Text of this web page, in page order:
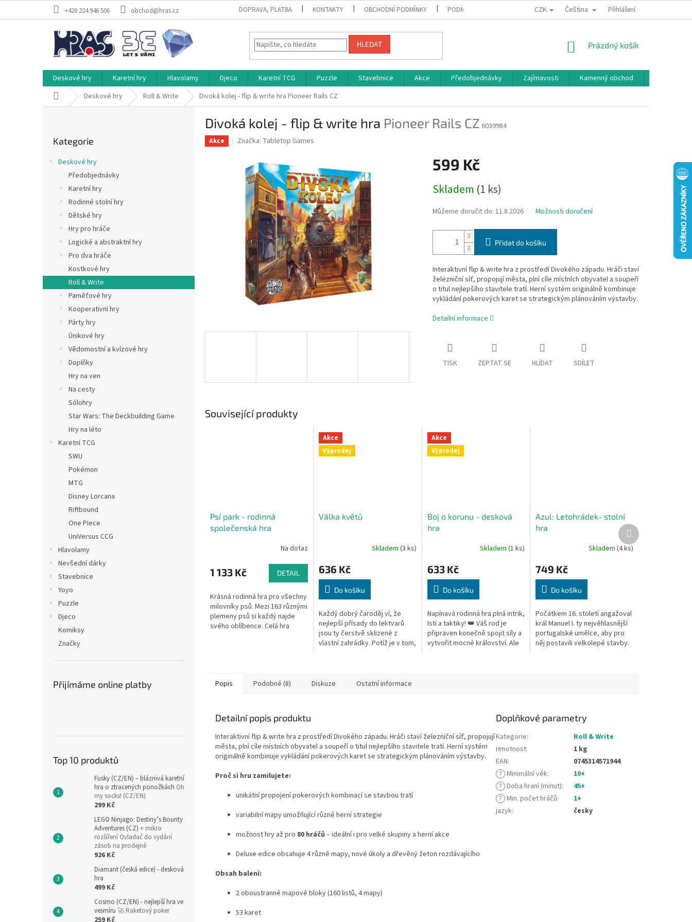
+420 224 946 506 obchod@hras.cz DOPRAVA, PLATBA KONTAKTY OBCHODNÍ PODMÍNKY PODMÍNKY OCHRANY OSOBNÍCH ÚDAJŮ BONUSOVÝ PROGRAM
CZK Čeština Přihlášení
HLEDAT
NÁKUPNÍ
Prázdný košík
Deskové hry Karetní hry Hlavolamy Djeco Karetní TCG Puzzle Stavebnice Akce Předobjednávky Zajímavosti Kamenný obchod
Domů Deskové hry Roll & Write Divoká kolej - flip & write hra Pioneer Rails CZ
kategorie
Kategorie
Deskové hry
Předobjednávky
Karetní hry
Rodinné stolní hry
Dětské hry
Hry pro hráče
Logické a abstraktní hry
Pro dva hráče
Kostkové hry
Roll & Write
Paměťové hry
Kooperativní hry
Párty hry
Únikové hry
Vědomostní a kvízové hry
Doplňky
Hry na ven
Na cesty
Sólohry
Star Wars: The Deckbuilding Game
Hry na léto
Karetní TCG
SWU
Pokémon
MTG
Disney Lorcana
Riftbound
One Piece
UniVersus CCG
Hlavolamy
Nevšední dárky
Stavebnice
Yoyo
Puzzle
Djeco
Komiksy
Značky
Přijímáme online platby
Top 10 produktů
Fusky (CZ/EN) – bláznivá karetní
hra o ztracených ponožkách Oh
my socks! (CZ/EN)
299 Kč
LEGO Ninjago: Destiny’s Bounty
Adventures (CZ) + mikro
rozšíření Ovladač do vydání
zásob na prodejně
926 Kč
Diamant (česká edice) - desková
hra
499 Kč
Cosmo (CZ/EN) - nejlepší hra ve
vesmíru 🚀 Raketový poker
259 Kč
Divoká kolej - flip & write hra Pioneer Rails CZ 6039984
Akce Značka: Tabletop Games
599 Kč
cena:
Skladem (1 ks)
Můžeme doručit do: 11.8.2026 Možnosti doručení
Přidat do košíku
Interaktivní flip & write hra z prostředí Divokého západu. Hráči staví
železniční síť, propojují města, plní cíle místních obyvatel a soupeří
o titul nejlepšího stavitele tratí. Herní systém originálně kombinuje
vykládání pokerových karet se strategickým plánováním výstavby.
Detailní informace
TISK ZEPTAT SE HLÍDAT SDÍLET
Související produkty
Psí park - rodinná
společenská hra
Na dotaz
1 133 Kč DETAIL
Krásná rodinná hra pro všechny
milovníky psů. Mezi 163 různými
plemeny psů si každý najde
svého oblíbence. Celá hra
Akce
Výprodej
Válka květů
Skladem (3 ks)
636 Kč
Do košíku
Každý dobrý čaroděj ví, že
nejlepší přísady do lektvarů
jsou ty čerstvě sklizené z
vlastní zahrádky. Potíž je v tom,
Akce
Výprodej
Boj o korunu - desková
hra
Skladem(1 ks)
633 Kč
Do košíku
Napínavá rodinná hra plná intrik,
lstí a taktiky! 👑 Váš rod je
připraven konečně spojit síly a
vytvořit mocné království. Ale
Azul: Letohrádek- stolní
hra
Skladem (4 ks)
749 Kč
Do košíku
Počátkem 16. století angažoval
král Manuel I. ty nejvěhlasnější
portugalské umělce, aby pro
něj postavili velkolepé stavby.
Další
produkt
Popis Podobné (8) Diskuze Ostatní informace
Detailní popis produktu
Interaktivní flip & write hra z prostředí Divokého západu. Hráči staví železniční síť, propojují
města, plní cíle místních obyvatel a soupeří o titul nejlepšího stavitele tratí. Herní systém
originálně kombinuje vykládání pokerových karet se strategickým plánováním výstavby.
Proč si hru zamilujete:
unikátní propojení pokerových kombinací se stavbou tratí
variabilní mapy umožňující různé herní strategie
možnost hry až pro 80 hráčů – ideální i pro velké skupiny a herní akce
Deluxe edice obsahuje 4 různé mapy, nové úkoly a dřevěný žeton rozdávajícího
Obsah balení:
2 oboustranné mapové bloky (160 listů, 4 mapy)
53 karet
Doplňkové parametry
Kategorie:
Roll & Write
Hmotnost:
1 kg
EAN:
0745314571944
? Minimální věk:
10+
? Doba hraní (minut):
45+
? Min. počet hráčů:
1+
jazyk: česky